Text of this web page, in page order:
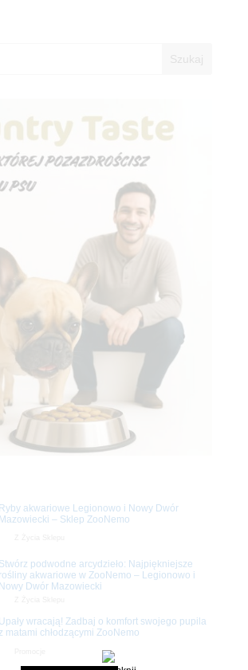
Ryby akwariowe Legionowo i Nowy Dwór
Mazowiecki – Sklep ZooNemo
Stwórz podwodne arcydzieło: Najpiękniejsze
rośliny akwariowe w ZooNemo – Legionowo i
Nowy Dwór Mazowiecki
Upały wracają! Zadbaj o komfort swojego pupila
z matami chłodzącymi ZooNemo